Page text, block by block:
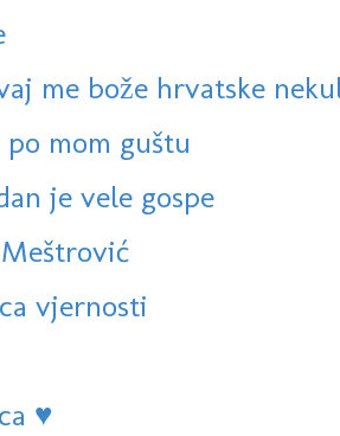
me bože hrvatske
mom guštu
je vele gospe
vjernosti
♥